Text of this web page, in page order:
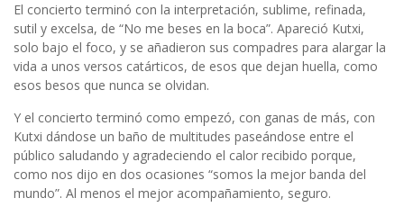
El concierto terminó con la interpretación, sublime, refinada,
sutil y excelsa, de “No me beses en la boca”. Apareció Kutxi,
solo bajo el foco, y se añadieron sus compadres para alargar la
vida a unos versos catárticos, de esos que dejan huella, como
esos besos que nunca se olvidan.
Y el concierto terminó como empezó, con ganas de más, con
Kutxi dándose un baño de multitudes paseándose entre el
público saludando y agradeciendo el calor recibido porque,
como nos dijo en dos ocasiones “somos la mejor banda del
mundo”. Al menos el mejor acompañamiento, seguro.